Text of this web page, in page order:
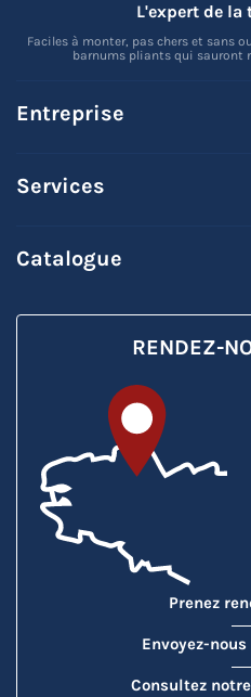
L'expert de la
Faciles à monter, pas chers et sans
barnums pliants qui sauront
Entreprise
Services
Catalogue
RENDEZ-
Prenez
Envoyez-
Consultez